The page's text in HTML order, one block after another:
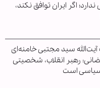
اگر ایران توافق نکند،
آیت‌الله سید مجتبی خامنه‌ای
رهبر انقلاب، شخصیتی
سیاسی است